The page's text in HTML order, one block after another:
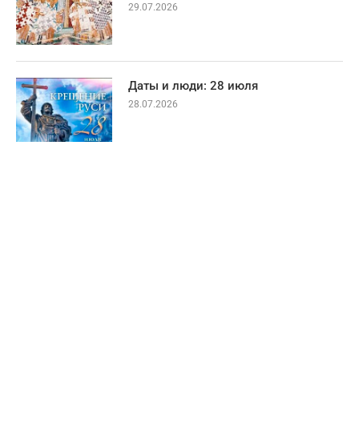
29.07.2026
Даты и люди: 28 июля
28.07.2026